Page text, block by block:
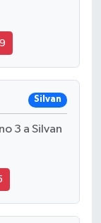
Silvan
3 a Silvan